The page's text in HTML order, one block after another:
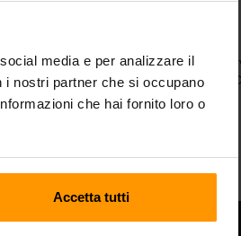
media e per analizzare il
nostri partner che si occupano
che hai fornito loro o
Accetta tutti
1.19) tramite il Pannello di controllo
server di gioco → Forge 41.0.67